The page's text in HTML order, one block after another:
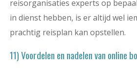
reisorganisaties experts op
in dienst hebben, is er altijd wel
prachtig reisplan kan opstellen.
11) Voordelen en nadelen van online